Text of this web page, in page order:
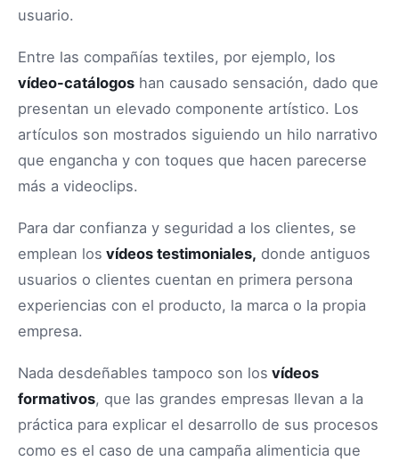
usuario.
Entre las compañías textiles, por ejemplo, los
vídeo-catálogos han causado sensación, dado que
presentan un elevado componente artístico. Los
artículos son mostrados siguiendo un hilo narrativo
que engancha y con toques que hacen parecerse
más a videoclips.
Para dar confianza y seguridad a los clientes, se
emplean los vídeos testimoniales, donde antiguos
usuarios o clientes cuentan en primera persona
experiencias con el producto, la marca o la propia
empresa.
Nada desdeñables tampoco son los vídeos
formativos, que las grandes empresas llevan a la
práctica para explicar el desarrollo de sus procesos
como es el caso de una campaña alimenticia que